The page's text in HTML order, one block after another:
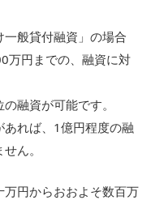
般貸付融資」の場合
万円までの、融資に対
融資が可能です。
れば、1億円程度の融
ん。
円からおおよそ数百万